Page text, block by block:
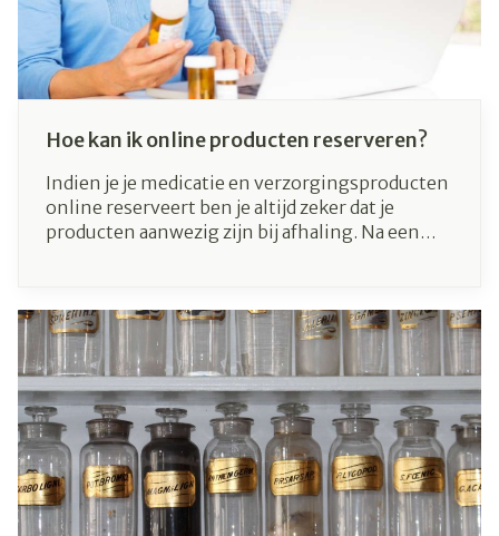
Hoe kan ik online producten reserveren?
Indien je je medicatie en verzorgingsproducten
online reserveert ben je altijd zeker dat je
producten aanwezig zijn bij afhaling. Na een
dat de producten voorradig zijn. Zo voorkom je
dat je moet terugkomen indien er medicatie of
producten niet op stock zijn.